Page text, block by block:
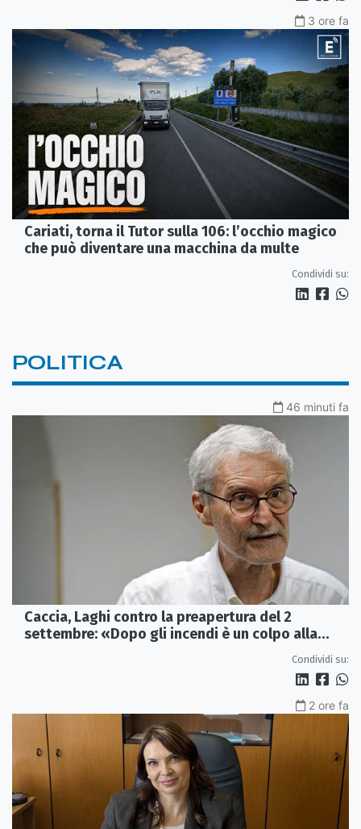
3 ore fa
Cariati, torna il Tutor sulla 106: l’occhio magico
che può diventare una macchina da multe
Condividi su:
POLITICA
46 minuti fa
Caccia, Laghi contro la preapertura del 2
settembre: «Dopo gli incendi è un colpo alla
Condividi su:
2 ore fa